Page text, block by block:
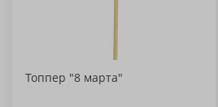
Топпер "8 марта"